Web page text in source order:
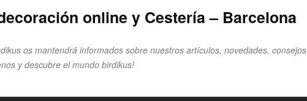
online y Cestería – Barcelona
os mantendrá informados sobre nuestros artículos, novedades, consejos
y descubre el mundo birdikus!